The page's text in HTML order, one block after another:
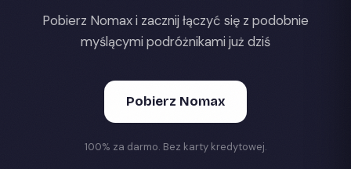
Pobierz Nomax i zacznij łączyć się z podobnie
myślącymi podróżnikami już dziś
Pobierz Nomax
100% za darmo. Bez karty kredytowej.